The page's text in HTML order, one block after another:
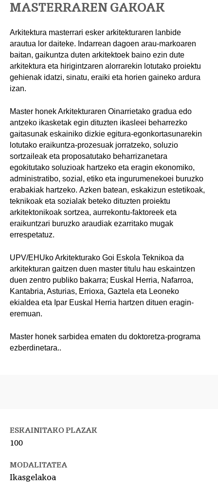
MASTERRAREN GAKOAK
Arkitektura masterrari esker arkitekturaren lanbide
arautua lor daiteke. Indarrean dagoen arau-markoaren
baitan, gaikuntza duten arkitektoek baino ezin dute
arkitektura eta hirigintzaren alorrarekin lotutako proiektu
gehienak idatzi, sinatu, eraiki eta horien gaineko ardura
izan.
Master honek Arkitekturaren Oinarrietako gradua edo
antzeko ikasketak egin dituzten ikasleei beharrezko
gaitasunak eskainiko dizkie egitura-egonkortasunarekin
lotutako eraikuntza-prozesuak jorratzeko, soluzio
sortzaileak eta proposatutako beharrizanetara
egokitutako soluzioak hartzeko eta eragin ekonomiko,
administratibo, sozial, etiko eta ingurumenekoei buruzko
erabakiak hartzeko. Azken batean, eskakizun estetikoak,
teknikoak eta sozialak beteko dituzten proiektu
arkitektonikoak sortzea, aurrekontu-faktoreek eta
eraikuntzari buruzko araudiak ezarritako mugak
errespetatuz.
UPV/EHUko Arkitekturako Goi Eskola Teknikoa da
arkitekturan gaitzen duen master titulu hau eskaintzen
duen zentro publiko bakarra; Euskal Herria, Nafarroa,
Kantabria, Asturias, Errioxa, Gaztela eta Leoneko
ekialdea eta Ipar Euskal Herria hartzen dituen eragin-
eremuan.
Master honek sarbidea ematen du doktoretza-programa
ezberdinetara..
ESKAINITAKO PLAZAK
100
MODALITATEA
Ikasgelakoa